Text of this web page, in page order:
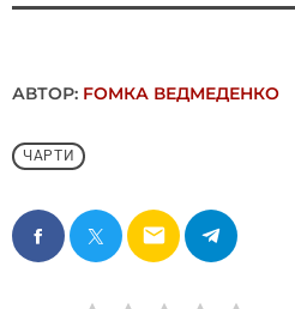
АВТОР: FОMКА ВЕДМЕДЕНКО
ЧАРТИ
email